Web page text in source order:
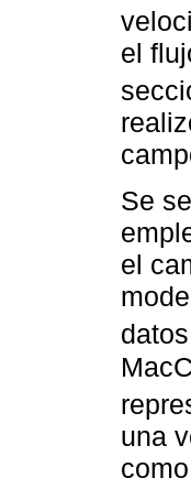
el
Se
el
una